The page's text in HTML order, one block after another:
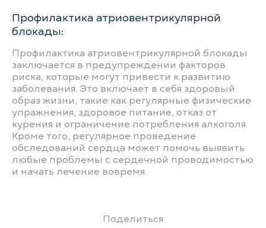
Профилактика атриовентрикулярной
блокады:
Профилактика атриовентрикулярной блокады
заключается в предупреждении факторов
риска, которые могут привести к развитию
заболевания. Это включает в себя здоровый
образ жизни, такие как регулярные физические
упражнения, здоровое питание, отказ от
курения и ограничение потребления алкоголя.
Кроме того, регулярное проведение
обследований сердца может помочь выявить
любые проблемы с сердечной проводимостью
и начать лечение вовремя.
Поделиться